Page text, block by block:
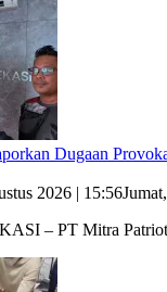
Dugaan
2026 | 15:56
– PT Mitra